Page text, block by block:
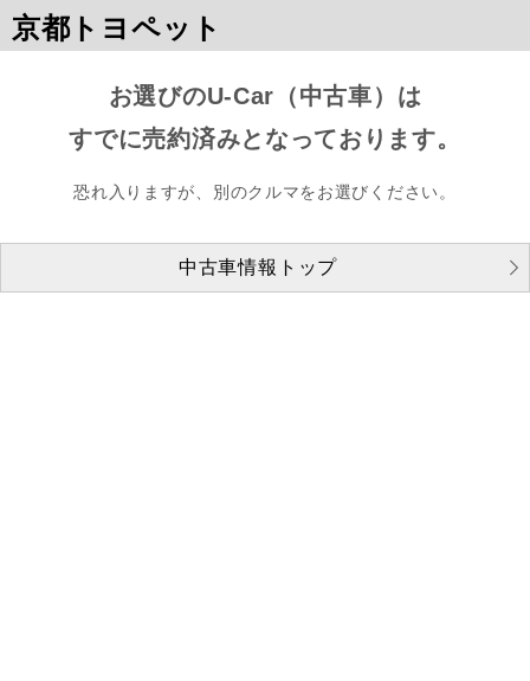
京都トヨペット
お選びのU-Car（中古車）は
すでに売約済みとなっております。
恐れ入りますが、別のクルマをお選びください。
中古車情報トップ